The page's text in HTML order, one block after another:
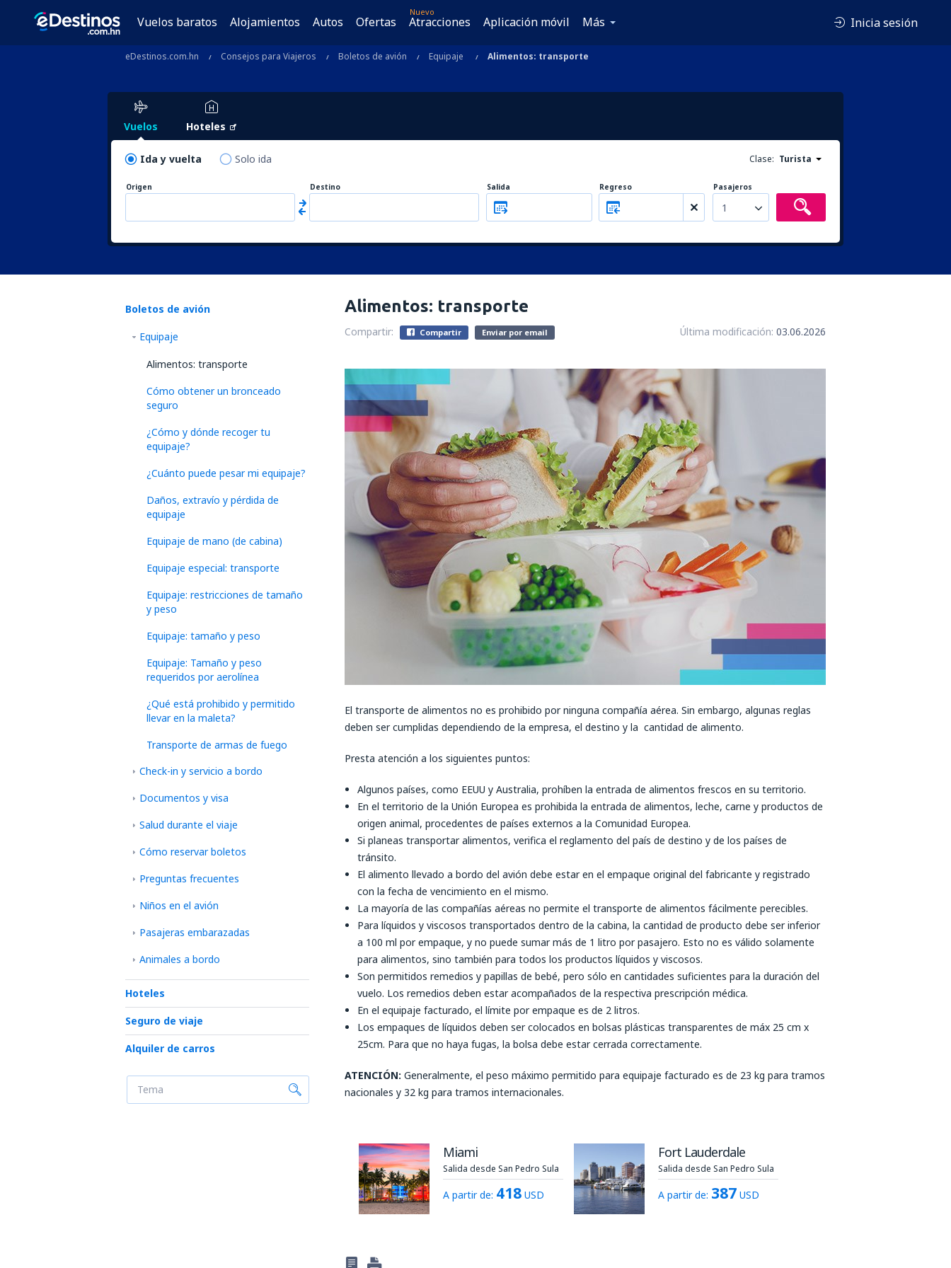
Vuelos baratos Alojamientos Autos Ofertas
Nuevo
Atracciones Aplicación móvil Más Inicia sesión
eDestinos.com.hn Consejos para Viajeros Boletos de avión Equipaje Alimentos: transporte
Vuelos Hoteles
Ida y vuelta Solo ida Clase: Turista
Origen Destino Salida Regreso Pasajeros
1
Boletos de avión
Equipaje
Alimentos: transporte
Cómo obtener un bronceado
seguro
¿Cómo y dónde recoger tu
equipaje?
¿Cuánto puede pesar mi equipaje?
Daños, extravío y pérdida de
equipaje
Equipaje de mano (de cabina)
Equipaje especial: transporte
Equipaje: restricciones de tamaño
y peso
Equipaje: tamaño y peso
Equipaje: Tamaño y peso
requeridos por aerolínea
¿Qué está prohibido y permitido
llevar en la maleta?
Transporte de armas de fuego
Check-in y servicio a bordo
Documentos y visa
Salud durante el viaje
Cómo reservar boletos
Preguntas frecuentes
Niños en el avión
Pasajeras embarazadas
Animales a bordo
Hoteles
Seguro de viaje
Alquiler de carros
Alimentos: transporte
Compartir: Compartir Enviar por email Última modificación: 03.06.2026
El transporte de alimentos no es prohibido por ninguna compañía aérea. Sin embargo, algunas reglas
deben ser cumplidas dependiendo de la empresa, el destino y la cantidad de alimento.
Presta atención a los siguientes puntos:
Algunos países, como EEUU y Australia, prohíben la entrada de alimentos frescos en su territorio.
En el territorio de la Unión Europea es prohibida la entrada de alimentos, leche, carne y productos de
origen animal, procedentes de países externos a la Comunidad Europea.
Si planeas transportar alimentos, verifica el reglamento del país de destino y de los países de
tránsito.
El alimento llevado a bordo del avión debe estar en el empaque original del fabricante y registrado
con la fecha de vencimiento en el mismo.
La mayoría de las compañías aéreas no permite el transporte de alimentos fácilmente perecibles.
Para líquidos y viscosos transportados dentro de la cabina, la cantidad de producto debe ser inferior
a 100 ml por empaque, y no puede sumar más de 1 litro por pasajero. Esto no es válido solamente
para alimentos, sino también para todos los productos líquidos y viscosos.
Son permitidos remedios y papillas de bebé, pero sólo en cantidades suficientes para la duración del
vuelo. Los remedios deben estar acompañados de la respectiva prescripción médica.
En el equipaje facturado, el límite por empaque es de 2 litros.
Los empaques de líquidos deben ser colocados en bolsas plásticas transparentes de máx 25 cm x
25cm. Para que no haya fugas, la bolsa debe estar cerrada correctamente.
ATENCIÓN: Generalmente, el peso máximo permitido para equipaje facturado es de 23 kg para tramos
nacionales y 32 kg para tramos internacionales.
Miami
Salida desde San Pedro Sula
A partir de: 418 USD
Fort Lauderdale
Salida desde San Pedro Sula
A partir de: 387 USD